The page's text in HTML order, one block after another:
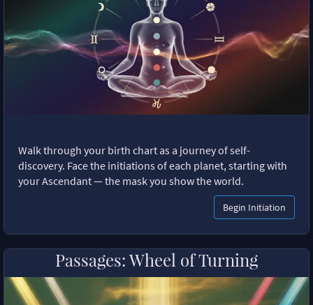
Walk through your birth chart as a journey of self-
discovery. Face the initiations of each planet, starting with
your Ascendant — the mask you show the world.
Begin Initiation
Passages: Wheel of Turning